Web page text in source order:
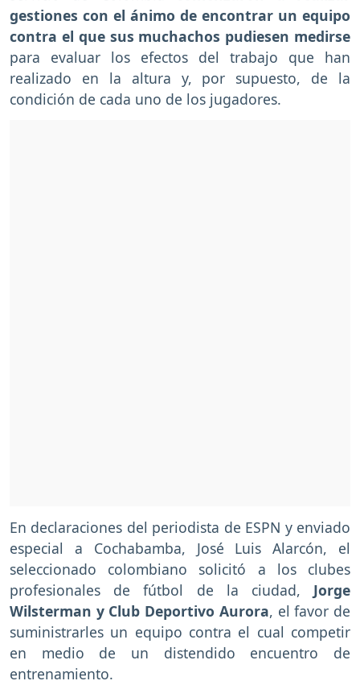
gestiones con el ánimo de encontrar un equipo
contra el que sus muchachos pudiesen medirse
para evaluar los efectos del trabajo que han
realizado en la altura y, por supuesto, de la
condición de cada uno de los jugadores.
En declaraciones del periodista de ESPN y enviado
especial a Cochabamba, José Luis Alarcón, el
seleccionado colombiano solicitó a los clubes
profesionales de fútbol de la ciudad, Jorge
Wilsterman y Club Deportivo Aurora, el favor de
suministrarles un equipo contra el cual competir
en medio de un distendido encuentro de
entrenamiento.